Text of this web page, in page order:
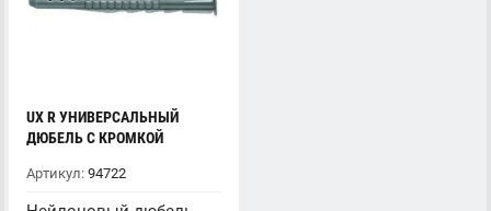
UX R УНИВЕРСАЛЬНЫЙ
ДЮБЕЛЬ С КРОМКОЙ
Артикул: 94722